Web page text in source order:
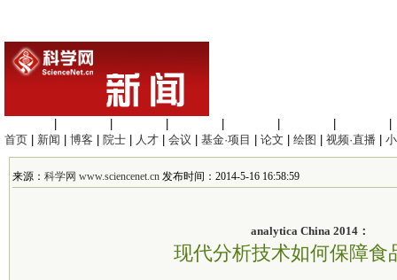
首页
新闻 博客 院士 人才 会议 基金·项目 论文 绘图 视频·直播
来源： 科学网 www.sciencenet.cn 发布时间：2014-5-16 16:58:59
analytica China 2014：
现代分析技术如何保障食